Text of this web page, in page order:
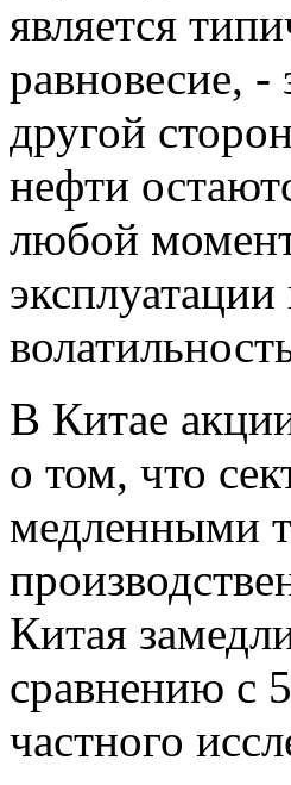
является
равновесие,
другой
нефти
любой
В Китае
о том, что
медленными
Китая
сравнению с
частного